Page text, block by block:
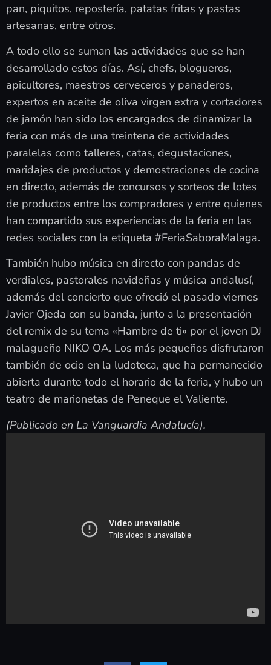
pan, piquitos, repostería, patatas fritas y pastas
artesanas, entre otros.
A todo ello se suman las actividades que se han
desarrollado estos días. Así, chefs, blogueros,
apicultores, maestros cerveceros y panaderos,
expertos en aceite de oliva virgen extra y cortadores
de jamón han sido los encargados de dinamizar la
feria con más de una treintena de actividades
paralelas como talleres, catas, degustaciones,
maridajes de productos y demostraciones de cocina
en directo, además de concursos y sorteos de lotes
de productos entre los compradores y entre quienes
han compartido sus experiencias de la feria en las
redes sociales con la etiqueta #FeriaSaboraMalaga.
También hubo música en directo con pandas de
verdiales, pastorales navideñas y música andalusí,
además del concierto que ofreció el pasado viernes
Javier Ojeda con su banda, junto a la presentación
del remix de su tema «Hambre de ti» por el joven DJ
malagueño NIKO OA. Los más pequeños disfrutaron
también de ocio en la ludoteca, que ha permanecido
abierta durante todo el horario de la feria, y hubo un
teatro de marionetas de Peneque el Valiente.
(Publicado en La Vanguardia Andalucía).